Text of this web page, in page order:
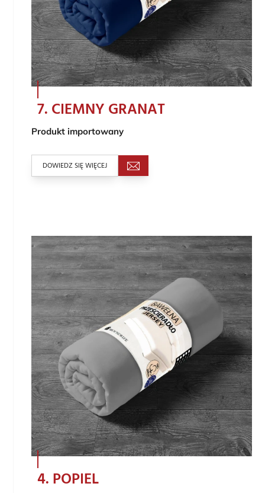
7. CIEMNY GRANAT
Produkt importowany
DOWIEDZ SIĘ WIĘCEJ
4. POPIEL